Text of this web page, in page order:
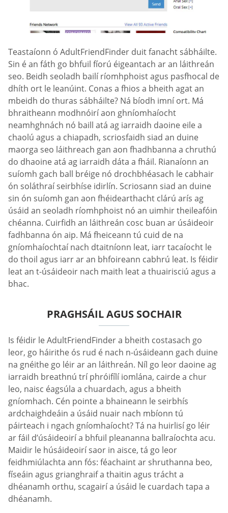
Teastaíonn ó AdultFriendFinder duit fanacht sábháilte.
Sin é an fáth go bhfuil fíorú éigeantach ar an láithreán
seo. Beidh seoladh bailí ríomhphoist agus pasfhocal de
dhíth ort le leanúint. Conas a fhios a bheith agat an
mbeidh do thuras sábháilte? Ná bíodh imní ort. Má
bhraitheann modhnóirí aon ghníomhaíocht
neamhghnách nó baill atá ag iarraidh daoine eile a
chaolú agus a chiapadh, scriosfaidh siad an duine
maorga seo láithreach gan aon fhadhbanna a chruthú
do dhaoine atá ag iarraidh dáta a fháil. Rianaíonn an
suíomh gach ball bréige nó drochbhéasach le cabhair
ón soláthraí seirbhíse idirlín. Scriosann siad an duine
sin ón suíomh gan aon fhéidearthacht clárú arís ag
úsáid an seoladh ríomhphoist nó an uimhir theileafóin
chéanna. Cuirfidh an láithreán cosc buan ar úsáideoir
fadhbanna ón aip. Má fheiceann tú cuid de na
gníomhaíochtaí nach dtaitníonn leat, iarr tacaíocht le
do thoil agus iarr ar an bhfoireann cabhrú leat. Is féidir
leat an t-úsáideoir nach maith leat a thuairisciú agus a
bhac.
PRAGHSÁIL AGUS SOCHAIR
Is féidir le AdultFriendFinder a bheith costasach go
leor, go háirithe ós rud é nach n-úsáideann gach duine
na gnéithe go léir ar an láithreán. Níl go leor daoine ag
iarraidh breathnú trí phróifílí iomlána, cairde a chur
leo, naisc éagsúla a chuardach, agus a bheith
gníomhach. Cén pointe a bhaineann le seirbhís
ardchaighdeáin a úsáid nuair nach mbíonn tú
páirteach i ngach gníomhaíocht? Tá na huirlisí go léir
ar fáil d’úsáideoirí a bhfuil pleananna ballraíochta acu.
Maidir le húsáideoirí saor in aisce, tá go leor
feidhmiúlachta ann fós: féachaint ar shruthanna beo,
físeáin agus grianghraif a thaitin agus trácht a
dhéanamh orthu, scagairí a úsáid le cuardach tapa a
dhéanamh.